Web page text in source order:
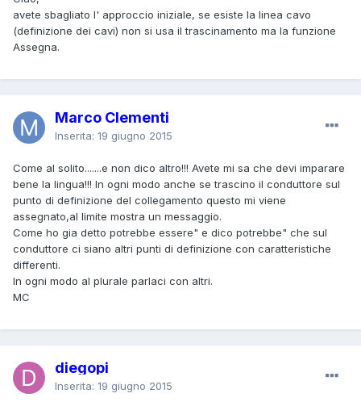
avete sbagliato l' approccio iniziale, se esiste la linea cavo
(definizione dei cavi) non si usa il trascinamento ma la funzione
Assegna.
Marco Clementi
Inserita: 19 giugno 2015
Come al solito.......e non dico altro!!! Avete mi sa che devi imparare
bene la lingua!!! In ogni modo anche se trascino il conduttore sul
punto di definizione del collegamento questo mi viene
assegnato,al limite mostra un messaggio.
Come ho gia detto potrebbe essere" e dico potrebbe" che sul
conduttore ci siano altri punti di definizione con caratteristiche
differenti.
In ogni modo al plurale parlaci con altri.
MC
diegopi
Inserita: 19 giugno 2015